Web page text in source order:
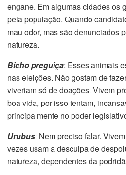
engane. Em algumas cidades os
pela população. Quando
mau odor, mas são denunciados
natureza.
Bicho preguiça: Esses animais
nas eleições. Não gostam de
viveriam só de doações. Vivem
boa vida, por isso tentam,
principalmente no poder
Urubus: Nem preciso falar.
vezes usam a desculpa de
natureza, dependentes da